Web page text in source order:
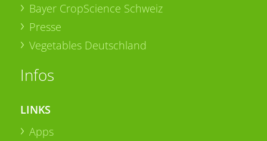
Bayer CropScience Schweiz
Presse
Vegetables Deutschland
Infos
LINKS
Apps